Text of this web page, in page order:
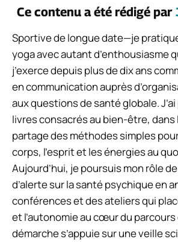
Ce contenu a été rédigé par
Sportive de longue date—je
yoga avec autant d’enthousiasme
j’exerce depuis plus de dix ans
en communication auprès
aux questions de santé globale.
livres consacrés au bien-être, dans
partage des méthodes simples
corps, l’esprit et les énergies au
Aujourd’hui, je poursuis mon rôle
d’alerte sur la santé psychique en
conférences et des ateliers qui
et l’autonomie au cœur du parcours
démarche s’appuie sur une veille